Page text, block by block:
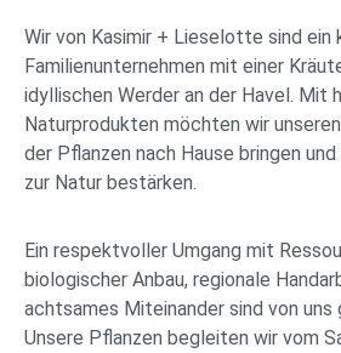
Wir von Kasimir + Lieselotte sind ein
Familienunternehmen mit einer
idyllischen Werder an der Havel. Mit
Naturprodukten möchten wir
der Pflanzen nach Hause bringen
zur Natur bestärken.
Ein respektvoller Umgang mit
biologischer Anbau, regionale
achtsames Miteinander sind von
Unsere Pflanzen begleiten wir vom